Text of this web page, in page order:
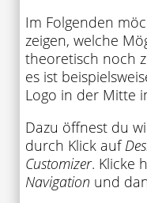
Im Folgenden
zeigen, welche
theoretisch noch
es ist
Logo in der Mitte
Dazu öffnest du
durch Klick auf
Customizer. Klicke
Navigation und